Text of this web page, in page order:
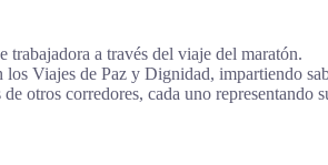
trabajadora a través del viaje del maratón.
Viajes de Paz y Dignidad, impartiendo
otros corredores, cada uno representando